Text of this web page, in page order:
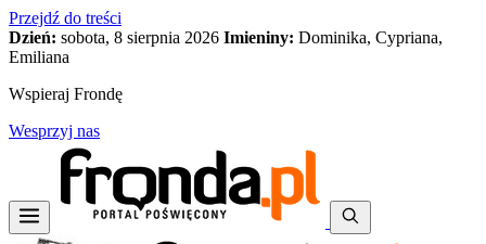
Przejdź do treści
Dzień: sobota, 8 sierpnia 2026 Imieniny: Dominika, Cypriana,
Emiliana
Wspieraj Frondę
Wesprzyj nas